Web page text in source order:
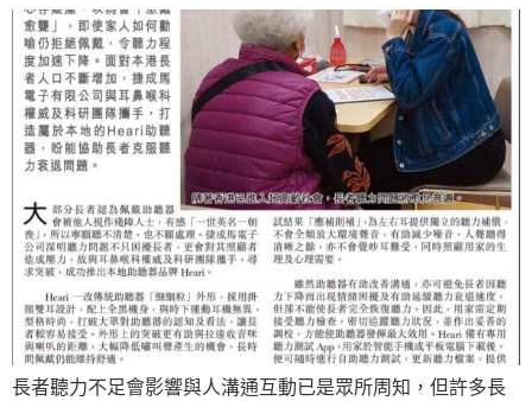
長者聽力不足會影響與人溝通互動已是眾所周知，但許多長